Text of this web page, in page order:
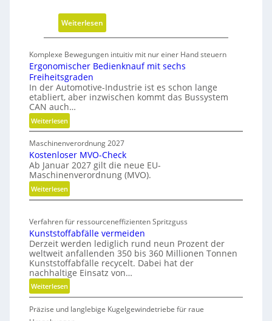
t
u
g
Weiterlesen
V
k
u
m
d
m
o
i
Komplexe Bewegungen intuitiv mit nur einer Hand steuern
Ergonomischer Bedienknauf mit sechs
Freiheitsgraden
In der Automotive-Industrie ist es schon lange
etabliert, aber inzwischen kommt das Bussystem
CAN auch…
Weiterlesen:
E
r
g
o
n
o
m
s
c
h
e
r
B
e
d
Maschinenverordnung 2027
Kostenloser MVO-Check
Ab Januar 2027 gilt die neue EU-
Maschinenverordnung (MVO).
Weiterlesen:
K
s
t
e
n
l
o
s
Verfahren für ressourceneffizienten Spritzguss
Kunststoffabfälle vermeiden
Derzeit werden lediglich rund neun Prozent der
weltweit anfallenden 350 bis 360 Millionen Tonnen
Kunststoffabfälle recycelt. Dabei hat der
nachhaltige Einsatz von…
Weiterlesen:
K
u
Präzise und langlebige Kugelgewindetriebe für raue